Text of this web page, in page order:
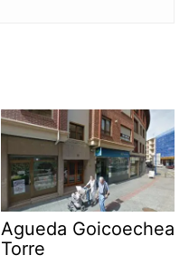
Agueda Goicoechea
Torre